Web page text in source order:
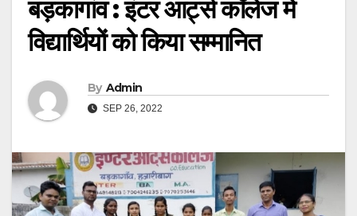
बड़कागांव : इंटर आर्ट्स कॉलेज में
विद्यार्थियों को किया सम्मानित
By Admin
SEP 26, 2022